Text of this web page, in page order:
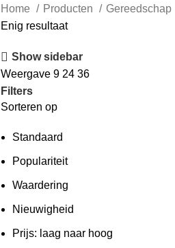
Home Producten Gereedschap
Enig resultaat
Show sidebar
Weergave 9 24 36
Filters
Sorteren op
Standaard
Populariteit
Waardering
Nieuwigheid
Prijs: laag naar hoog